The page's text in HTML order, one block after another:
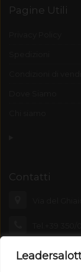
Pagine Utili
Contatti